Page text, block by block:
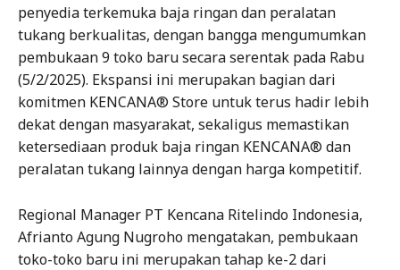
penyedia terkemuka baja ringan dan peralatan
tukang berkualitas, dengan bangga mengumumkan
pembukaan 9 toko baru secara serentak pada Rabu
(5/2/2025). Ekspansi ini merupakan bagian dari
komitmen KENCANA® Store untuk terus hadir lebih
dekat dengan masyarakat, sekaligus memastikan
ketersediaan produk baja ringan KENCANA® dan
peralatan tukang lainnya dengan harga kompetitif.
Regional Manager PT Kencana Ritelindo Indonesia,
Afrianto Agung Nugroho mengatakan, pembukaan
toko-toko baru ini merupakan tahap ke-2 dari